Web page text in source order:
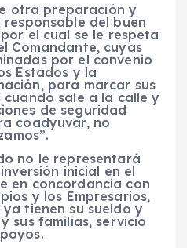
otra preparación y
del buen
el cual se le respeta
Comandante, cuyas
por el convenio
Estados y la
para marcar sus
sale a la calle y
de seguridad
coadyuvar, no
no le representará
inicial en el
en concordancia con
y los Empresarios,
tienen su sueldo y
sus familias, servicio